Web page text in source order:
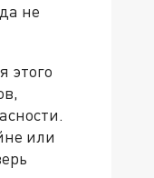
не
этого
или